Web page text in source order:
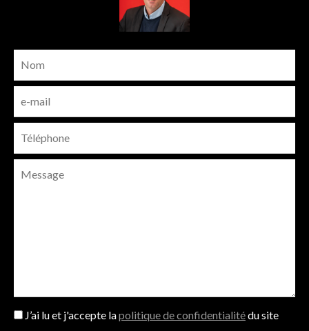
J’ai lu et j'accepte lapolitique de confidentialitédu site